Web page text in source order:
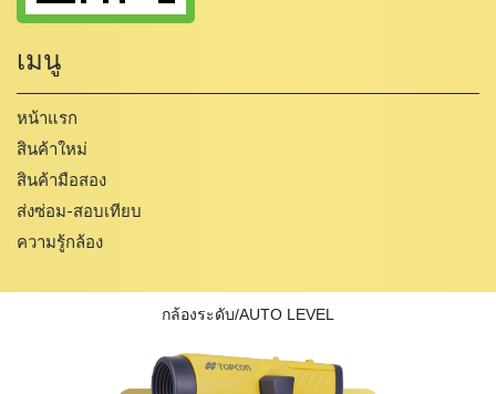
เมนู
หน้าแรก
สินค้าใหม่
สินค้ามือสอง
ส่งซ่อม-สอบเทียบ
ความรู้กล้อง
กล้องระดับ/AUTO LEVEL